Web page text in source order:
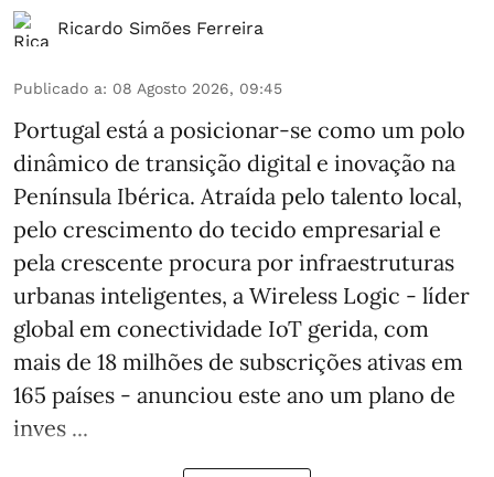
Ricardo Simões Ferreira
Publicado a: 08 Agosto 2026, 09:45
Portugal está a posicionar-se como um polo
dinâmico de transição digital e inovação na
Península Ibérica. Atraída pelo talento local,
pelo crescimento do tecido empresarial e
pela crescente procura por infraestruturas
urbanas inteligentes, a Wireless Logic - líder
global em conectividade IoT gerida, com
mais de 18 milhões de subscrições ativas em
165 países - anunciou este ano um plano de
inves ...